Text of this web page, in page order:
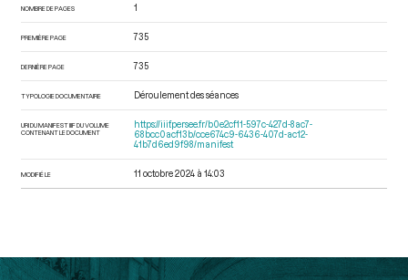
NOMBRE DE PAGES 1
PREMIÈRE PAGE 735
DERNIÈRE PAGE 735
TYPOLOGIE DOCUMENTAIRE Déroulement des séances
URI DU MANIFEST IIIF DU VOLUME
CONTENANT LE DOCUMENT
https://iiif.persee.fr/b0e2cf11-597c-427d-8ac7-
68bcc0acf13b/cce674c9-6436-407d-ac12-
41b7d6ed9f98/manifest
MODIFIÉ LE 11 octobre 2024 à 14:03